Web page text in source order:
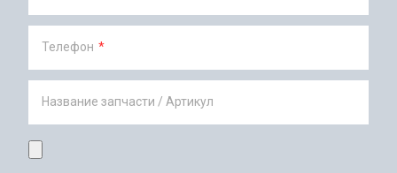
Телефон *
Название запчасти / Артикул